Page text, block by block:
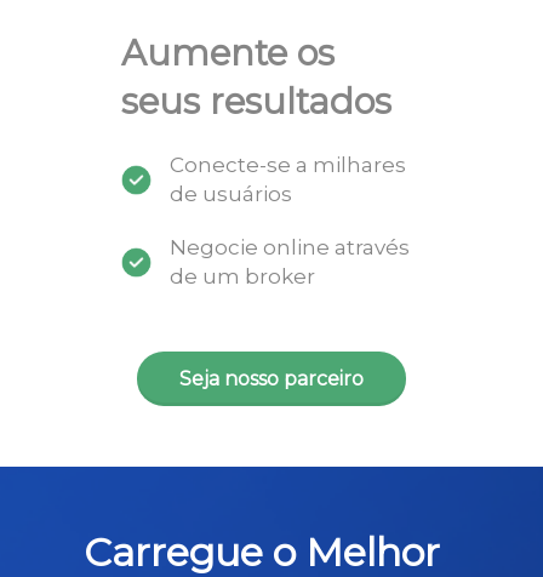
Aumente os
seus resultados
Conecte-se a milhares
de usuários
Negocie online através
de um broker
Seja nosso parceiro
Carregue o Melhor